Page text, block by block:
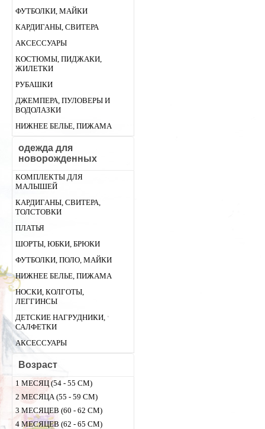
ФУТБОЛКИ, МАЙКИ
КАРДИГАНЫ, СВИТЕРА
АКСЕССУАРЫ
КОСТЮМЫ, ПИДЖАКИ,
ЖИЛЕТКИ
РУБАШКИ
ДЖЕМПЕРА, ПУЛОВЕРЫ И
ВОДОЛАЗКИ
НИЖНЕЕ БЕЛЬЕ, ПИЖАМА
одежда для
новорожденных
КОМПЛЕКТЫ ДЛЯ
МАЛЫШЕЙ
КАРДИГАНЫ, СВИТЕРА,
ТОЛСТОВКИ
ПЛАТЬЯ
ШОРТЫ, ЮБКИ, БРЮКИ
ФУТБОЛКИ, ПОЛО, МАЙКИ
НИЖНЕЕ БЕЛЬЕ, ПИЖАМА
НОСКИ, КОЛГОТЫ,
ЛЕГГИНСЫ
ДЕТСКИЕ НАГРУДНИКИ,
САЛФЕТКИ
АКСЕССУАРЫ
Возраст
1 МЕСЯЦ (54 - 55 СМ)
2 МЕСЯЦА (55 - 59 СМ)
3 МЕСЯЦЕВ (60 - 62 СМ)
4 МЕСЯЦЕВ (62 - 65 СМ)